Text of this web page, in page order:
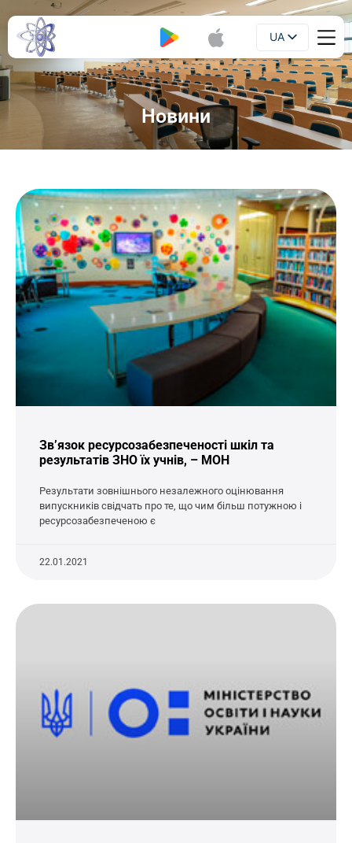
UA
EN
Новини
Зв’язок ресурсозабезпеченості шкіл та
результатів ЗНО їх учнів, – МОН
Результати зовнішнього незалежного оцінювання
випускників свідчать про те, що чим більш потужною і
ресурсозабезпеченою є
22.01.2021